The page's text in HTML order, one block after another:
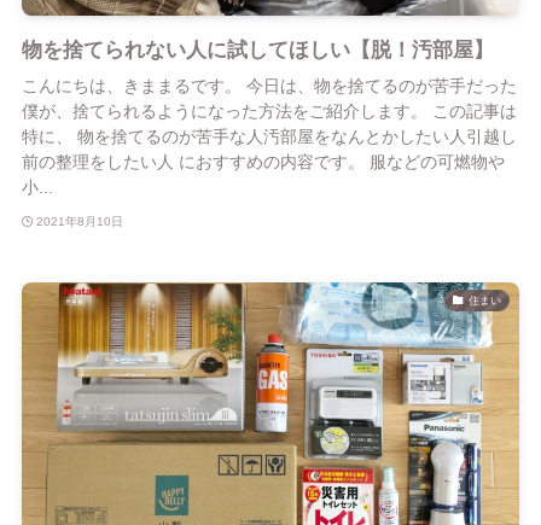
物を捨てられない人に試してほしい【脱！汚部屋】
こんにちは、きままるです。 今日は、物を捨てるのが苦手だった
僕が、捨てられるようになった方法をご紹介します。 この記事は
特に、 物を捨てるのが苦手な人汚部屋をなんとかしたい人引越し
前の整理をしたい人 におすすめの内容です。 服などの可燃物や
小...
2021年8月10日
住まい